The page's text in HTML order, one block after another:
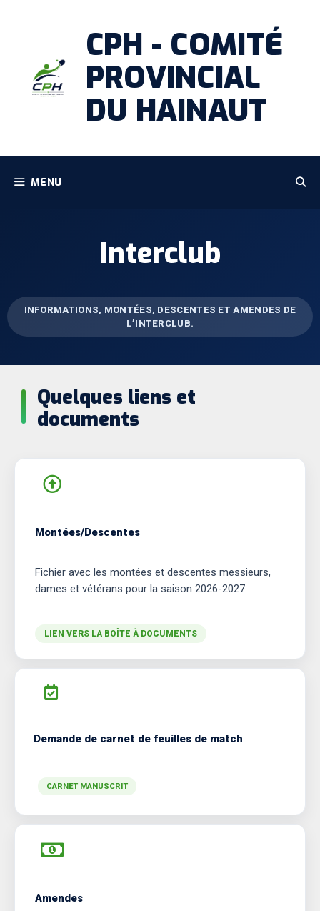
CPH - COMITÉ
PROVINCIAL
DU HAINAUT
MENU
Interclub
INFORMATIONS, MONTÉES, DESCENTES ET AMENDES DE
L’INTERCLUB.
Quelques liens et
documents
Montées/Descentes
Fichier avec les montées et descentes messieurs,
dames et vétérans pour la saison 2026-2027.
LIEN VERS LA BOÎTE À DOCUMENTS
Demande de carnet de feuilles de match
CARNET MANUSCRIT
Amendes